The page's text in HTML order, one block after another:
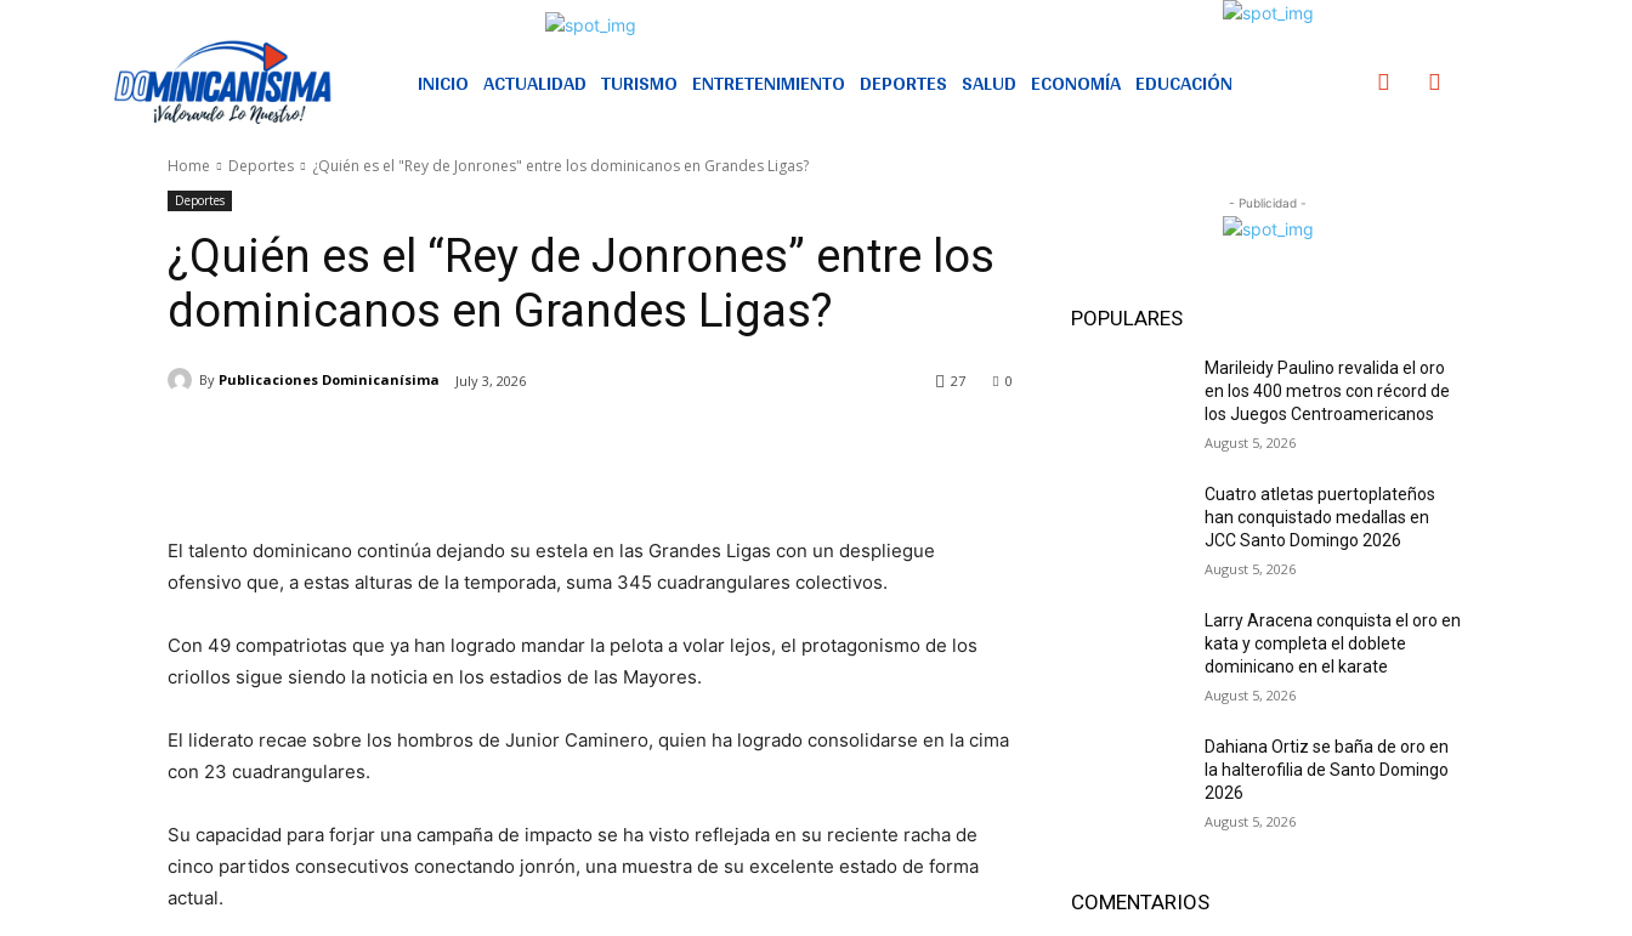
INICIO ACTUALIDAD TURISMO ENTRETENIMIENTO DEPORTES SALUD ECONOMÍA EDUCACIÓN
Home Deportes ¿Quién es el "Rey de Jonrones" entre los dominicanos en Grandes Ligas?
Deportes
¿Quién es el “Rey de Jonrones” entre los
dominicanos en Grandes Ligas?
By Publicaciones Dominicanísima July 3, 2026 0
27
El talento dominicano continúa dejando su estela en las Grandes Ligas con un despliegue
ofensivo que, a estas alturas de la temporada, suma 345 cuadrangulares colectivos.
Con 49 compatriotas que ya han logrado mandar la pelota a volar lejos, el protagonismo de los
criollos sigue siendo la noticia en los estadios de las Mayores.
El liderato recae sobre los hombros de Junior Caminero, quien ha logrado consolidarse en la cima
con 23 cuadrangulares.
Su capacidad para forjar una campaña de impacto se ha visto reflejada en su reciente racha de
cinco partidos consecutivos conectando jonrón, una muestra de su excelente estado de forma
actual.
- Publicidad -
POPULARES
Marileidy Paulino revalida el oro
en los 400 metros con récord de
los Juegos Centroamericanos
August 5, 2026
Cuatro atletas puertoplateños
han conquistado medallas en
JCC Santo Domingo 2026
August 5, 2026
Larry Aracena conquista el oro en
kata y completa el doblete
dominicano en el karate
August 5, 2026
Dahiana Ortiz se baña de oro en
la halterofilia de Santo Domingo
2026
August 5, 2026
COMENTARIOS